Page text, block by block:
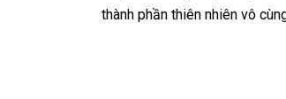
thành phần thiên nhiên vô